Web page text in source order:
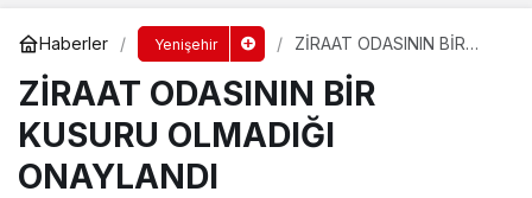
Haberler Yenişehir
ZİRAAT ODASININ BİR
ONAYLANDI
ZİRAAT ODASININ BİR
KUSURU OLMADIĞI
ONAYLANDI